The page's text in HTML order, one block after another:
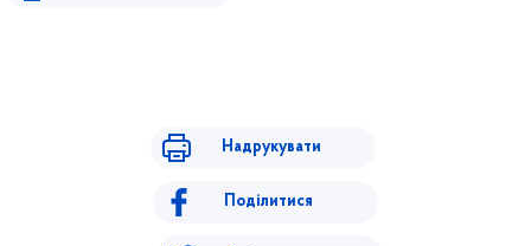
Надрукувати
Поділитися